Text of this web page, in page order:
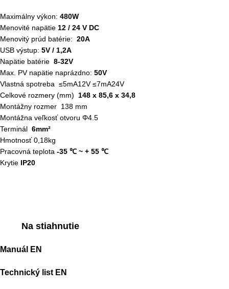
Maximálny výkon: 480W
Menovité napätie 12 / 24 V DC
Menovitý prúd batérie: 20A
USB výstup: 5V / 1,2A
Napätie batérie 8-32V
Max. PV napätie naprázdno: 50V
Vlastná spotreba ≤5mA12V ≤7mA24V
Celkové rozmery (mm) 148 x 85,6 x 34,8
Montážny rozmer 138 mm
Montážna veľkosť otvoru Φ4.5
Terminál 6mm²
Hmotnosť 0,18kg
Pracovná teplota -35 ℃ ~ + 55 ℃
Krytie IP20
Na stiahnutie
Manuál EN
Technický list EN